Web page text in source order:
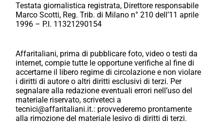
Testata giornalistica registrata, Direttore responsabile
Marco Scotti, Reg. Trib. di Milano n° 210 dell’11 aprile
1996 – P.I. 11321290154
Affaritaliani, prima di pubblicare foto, video o testi da
internet, compie tutte le opportune verifiche al fine di
accertarne il libero regime di circolazione e non violare
i diritti di autore o altri diritti esclusivi di terzi. Per
segnalare alla redazione eventuali errori nell’uso del
materiale riservato, scriveteci a
tecnici@affaritaliani.it.: provvederemo prontamente
alla rimozione del materiale lesivo di diritti di terzi.